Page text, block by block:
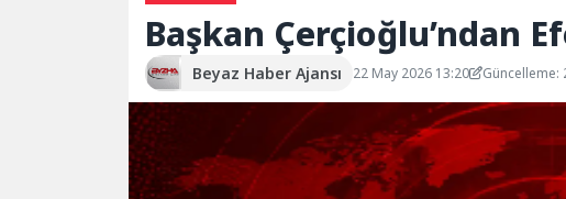
Başkan Çerçioğlu’ndan
Beyaz Haber Ajansı 22 May 2026 13:20 Güncelleme: